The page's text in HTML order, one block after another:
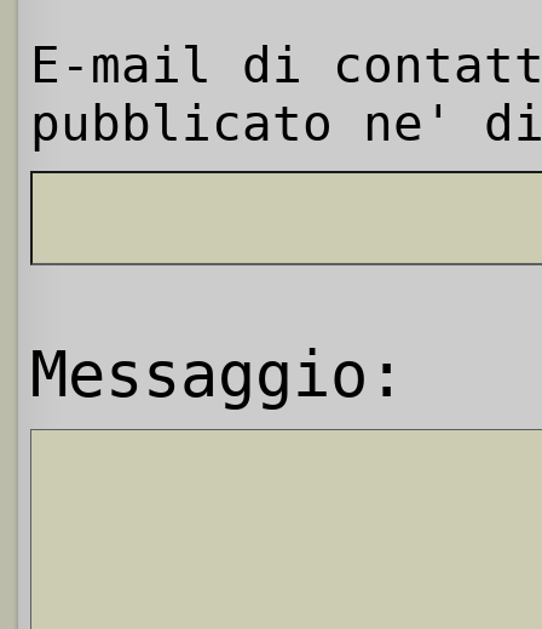
E-mail di
pubblicato ne'
Messaggio: